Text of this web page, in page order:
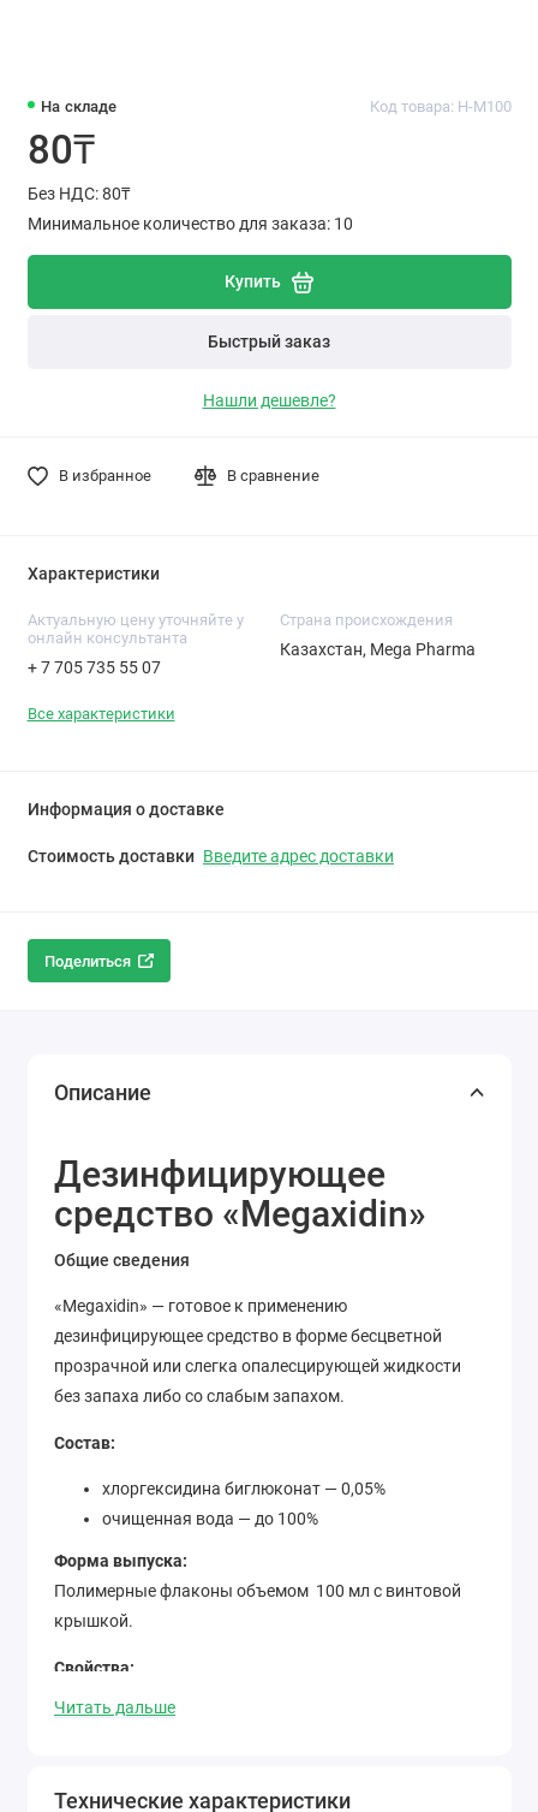
На складе Код товара: H-M100
80₸
Без НДС: 80₸
Минимальное количество для заказа: 10
Купить
Быстрый заказ
Нашли дешевле?
В избранное В сравнение
Характеристики
Актуальную цену уточняйте у
онлайн консультанта
+ 7 705 735 55 07
Cтрана происхождения
Казахстан, Mega Pharma
Все характеристики
Информация о доставке
Стоимость доставки Введите адрес доставки
Поделиться
Описание
Дезинфицирующее
средство «Megaxidin»
Общие сведения
«Megaxidin» — готовое к применению
дезинфицирующее средство в форме бесцветной
прозрачной или слегка опалесцирующей жидкости
без запаха либо со слабым запахом.
Состав:
хлоргексидина биглюконат — 0,05%
очищенная вода — до 100%
Форма выпуска:
Полимерные флаконы объемом 100 мл с винтовой
крышкой.
Свойства:
Средство обладает:
гепатитов, полиомиелита, ECHO, Коксаки,
Читать дальше
Технические характеристики